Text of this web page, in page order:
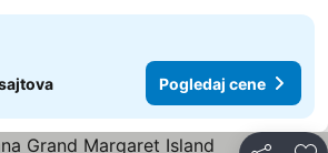
Pogledaj cene